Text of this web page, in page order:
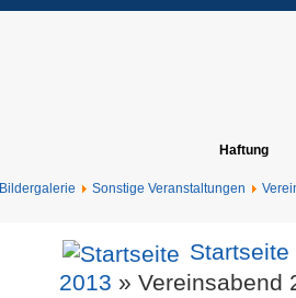
Haftung
Bildergalerie Sonstige Veranstaltungen
Startseite
2013 » Vereinsabend